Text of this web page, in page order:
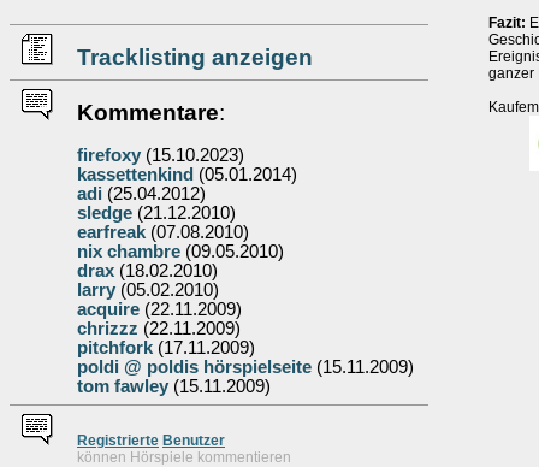
Tracklisting anzeigen
Kommentare:
firefoxy (15.10.2023)
kassettenkind (05.01.2014)
adi (25.04.2012)
sledge (21.12.2010)
earfreak (07.08.2010)
nix chambre (09.05.2010)
drax (18.02.2010)
larry (05.02.2010)
acquire (22.11.2009)
chrizzz (22.11.2009)
pitchfork (17.11.2009)
poldi @ poldis hörspielseite (15.11.2009)
tom fawley (15.11.2009)
Registrierte Benutzer
können Hörspiele kommentieren
Fazit:
ganzer